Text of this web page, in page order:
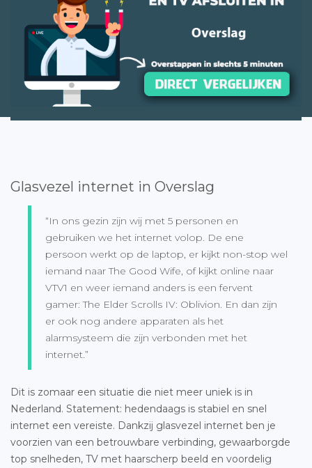
Glasvezel internet in Overslag
“In ons gezin zijn wij met 5 personen en
gebruiken we het internet volop. De ene
persoon werkt op de laptop, er kijkt non-stop wel
iemand naar The Good Wife, of kijkt online naar
VTV1 en weer iemand anders is een fervent
gamer: The Elder Scrolls IV: Oblivion. En dan zijn
er ook nog andere apparaten als het
alarmsysteem die zijn verbonden met het
internet.”
Dit is zomaar een situatie die niet meer uniek is in
Nederland. Statement: hedendaags is stabiel en snel
internet een vereiste. Dankzij glasvezel internet ben je
voorzien van een betrouwbare verbinding, gewaarborgde
top snelheden, TV met haarscherp beeld en voordelig